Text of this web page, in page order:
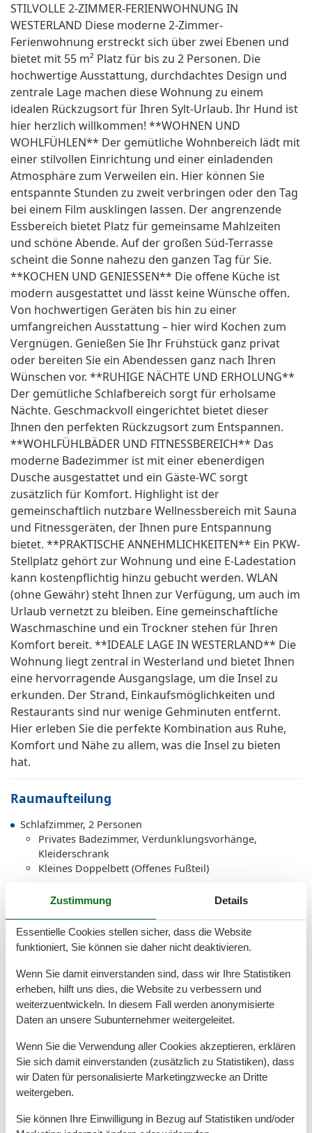
STILVOLLE 2-ZIMMER-FERIENWOHNUNG IN
WESTERLAND Diese moderne 2-Zimmer-
Ferienwohnung erstreckt sich über zwei Ebenen und
bietet mit 55 m² Platz für bis zu 2 Personen. Die
hochwertige Ausstattung, durchdachtes Design und
zentrale Lage machen diese Wohnung zu einem
idealen Rückzugsort für Ihren Sylt-Urlaub. Ihr Hund ist
hier herzlich willkommen! **WOHNEN UND
WOHLFÜHLEN** Der gemütliche Wohnbereich lädt mit
einer stilvollen Einrichtung und einer einladenden
Atmosphäre zum Verweilen ein. Hier können Sie
entspannte Stunden zu zweit verbringen oder den Tag
bei einem Film ausklingen lassen. Der angrenzende
Essbereich bietet Platz für gemeinsame Mahlzeiten
und schöne Abende. Auf der großen Süd-Terrasse
scheint die Sonne nahezu den ganzen Tag für Sie.
**KOCHEN UND GENIESSEN** Die offene Küche ist
modern ausgestattet und lässt keine Wünsche offen.
Von hochwertigen Geräten bis hin zu einer
umfangreichen Ausstattung – hier wird Kochen zum
Vergnügen. Genießen Sie Ihr Frühstück ganz privat
oder bereiten Sie ein Abendessen ganz nach Ihren
Wünschen vor. **RUHIGE NÄCHTE UND ERHOLUNG**
Der gemütliche Schlafbereich sorgt für erholsame
Nächte. Geschmackvoll eingerichtet bietet dieser
Ihnen den perfekten Rückzugsort zum Entspannen.
**WOHLFÜHLBÄDER UND FITNESSBEREICH** Das
moderne Badezimmer ist mit einer ebenerdigen
Dusche ausgestattet und ein Gäste-WC sorgt
zusätzlich für Komfort. Highlight ist der
gemeinschaftlich nutzbare Wellnessbereich mit Sauna
und Fitnessgeräten, der Ihnen pure Entspannung
bietet. **PRAKTISCHE ANNEHMLICHKEITEN** Ein PKW-
Stellplatz gehört zur Wohnung und eine E-Ladestation
kann kostenpflichtig hinzu gebucht werden. WLAN
(ohne Gewähr) steht Ihnen zur Verfügung, um auch im
Urlaub vernetzt zu bleiben. Eine gemeinschaftliche
Waschmaschine und ein Trockner stehen für Ihren
Komfort bereit. **IDEALE LAGE IN WESTERLAND** Die
Wohnung liegt zentral in Westerland und bietet Ihnen
eine hervorragende Ausgangslage, um die Insel zu
erkunden. Der Strand, Einkaufsmöglichkeiten und
Restaurants sind nur wenige Gehminuten entfernt.
Hier erleben Sie die perfekte Kombination aus Ruhe,
Komfort und Nähe zu allem, was die Insel zu bieten
hat.
Raumaufteilung
Schlafzimmer, 2 Personen
Privates Badezimmer, Verdunklungsvorhänge,
Kleiderschrank
Kleines Doppelbett (Offenes Fußteil)
Gesamte Ausstattung
Aktivitäten
Wellness
Bad
Anzahl der Duschen
Gäste-WCs
1
Handtücher
Haartrockner
Waschbecken
WC
Wäschetrockner
Zustimmung Details
Essentielle Cookies stellen sicher, dass die Website
funktioniert, Sie können sie daher nicht deaktivieren.
Wenn Sie damit einverstanden sind, dass wir Ihre Statistiken
erheben, hilft uns dies, die Website zu verbessern und
weiterzuentwickeln. In diesem Fall werden anonymisierte
Daten an unsere Subunternehmer weitergeleitet.
Wenn Sie die Verwendung aller Cookies akzeptieren, erklären
Sie sich damit einverstanden (zusätzlich zu Statistiken), dass
wir Daten für personalisierte Marketingzwecke an Dritte
weitergeben.
Sie können Ihre Einwilligung in Bezug auf Statistiken und/oder